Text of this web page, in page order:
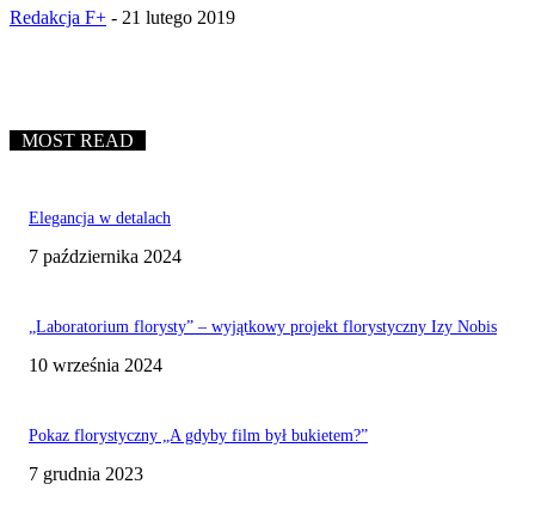
Redakcja F+ - 21 lutego 2019
MOST READ
Elegancja w detalach
7 października 2024
„Laboratorium florysty” – wyjątkowy projekt florystyczny Izy Nobis
10 września 2024
Pokaz florystyczny „A gdyby film był bukietem?”
7 grudnia 2023